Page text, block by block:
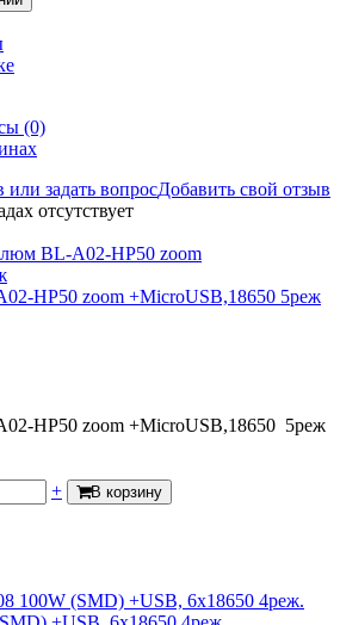
отсутствует
HP50 zoom +MicroUSB,18650 5реж
HP50 zoom +MicroUSB,18650 5реж
В корзину
+USB, 6x18650 4реж.